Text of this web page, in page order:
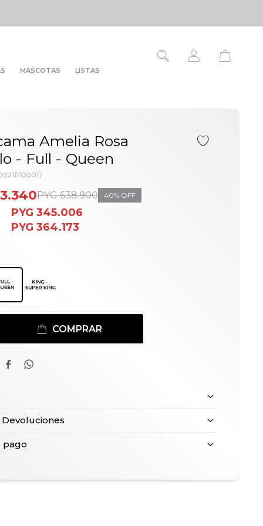
MASCOTAS LISTAS
Amelia Rosa
- Full - Queen
PYG 638.900 40
PYG 345.006
PYG 364.173
COMPRAR
 
Devoluciones
pago